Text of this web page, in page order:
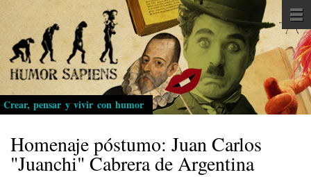
Pasar
al
contenido
principal
Crear, pensar y vivir con humor
Homenaje póstumo: Juan Carlos
"Juanchi" Cabrera de Argentina